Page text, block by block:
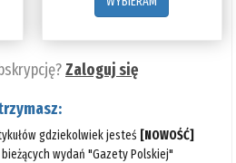
Zaloguj się
gdziekolwiek jesteś [NOWOŚĆ]
wydań "Gazety Polskiej"